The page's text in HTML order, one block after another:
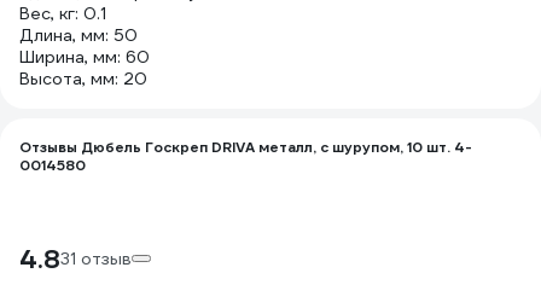
Вес, кг: 0.1
Длина, мм: 50
Ширина, мм: 60
Высота, мм: 20
Отзывы Дюбель Госкреп DRIVA металл, с шурупом, 10 шт. 4-
0014580
4.831 отзыв